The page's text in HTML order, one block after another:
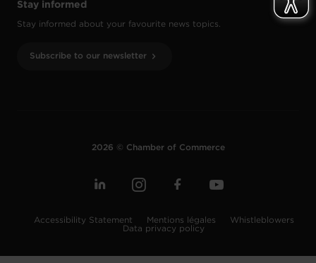
Stay informed
Stay informed about your favourite news topics.
Subscribe to our newsletter
2026 © Chamber of Commerce
Accessibility Statement Mentions légales
Whistleblowers
Data privacy policy